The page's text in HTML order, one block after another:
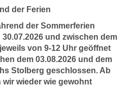
der Ferien
der Sommerferien
und zwischen dem
von 9-12 Uhr geöffnet
dem 03.08.2026 und dem
Stolberg geschlossen. Ab
wir wieder wie gewohnt